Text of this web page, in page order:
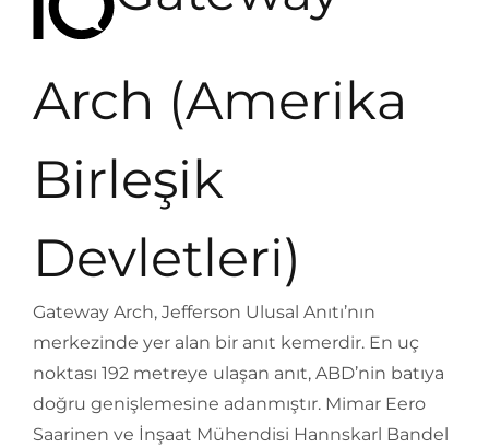
Arch (Amerika
Birleşik
Devletleri)
Gateway Arch, Jefferson Ulusal Anıtı’nın
merkezinde yer alan bir anıt kemerdir. En uç
noktası 192 metreye ulaşan anıt, ABD’nin batıya
doğru genişlemesine adanmıştır. Mimar Eero
Saarinen ve İnşaat Mühendisi Hannskarl Bandel